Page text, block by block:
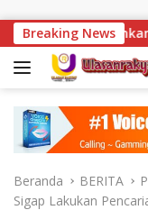
Breaking News
Pengedar
Beranda BERITA
Sigap Lakukan